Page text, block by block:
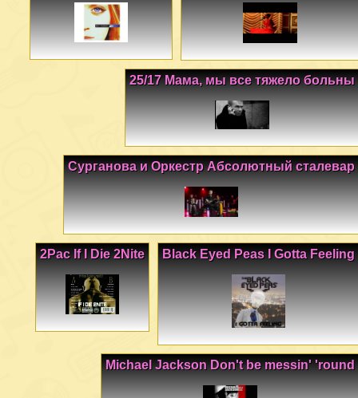
25/17 Мама, мы все тяжело больны
Сурганова и Оркестр Абсолютный сталевар
Black Eyed Peas I Gotta Feeling
2Pac If I Die 2Nite
Michael Jackson Don't be messin' 'round